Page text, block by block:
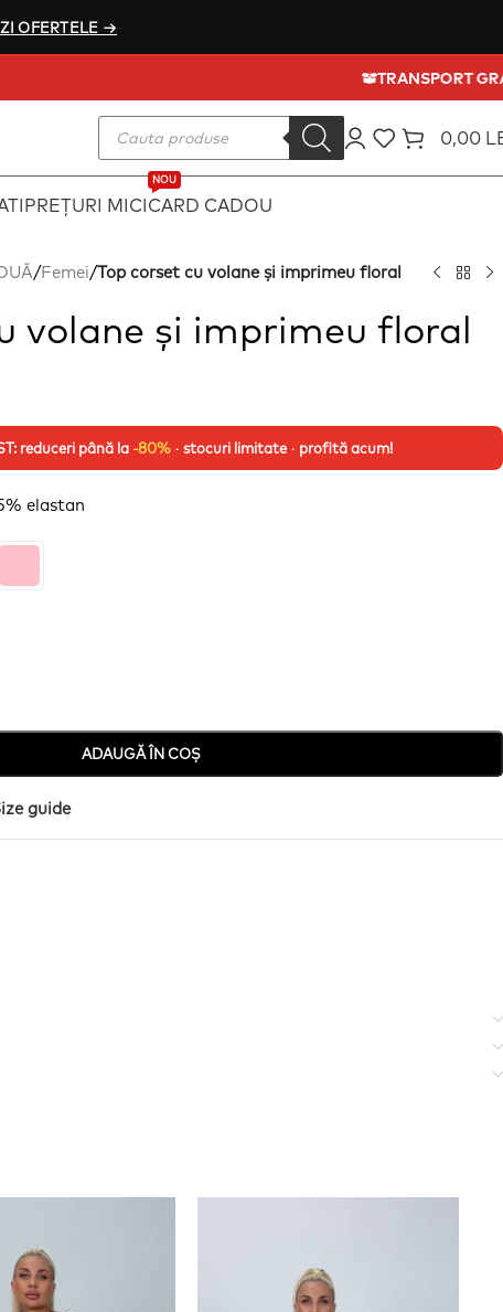
OFERTELE →
0,00
PREȚURI MICICARD CADOU
NOU
/Femei/Top corset cu volane și imprimeu floral
volane și imprimeu floral
reduceri până la -80%· stocuri limitate · profită acum!
elastan
ADAUGĂ ÎN COȘ
guide